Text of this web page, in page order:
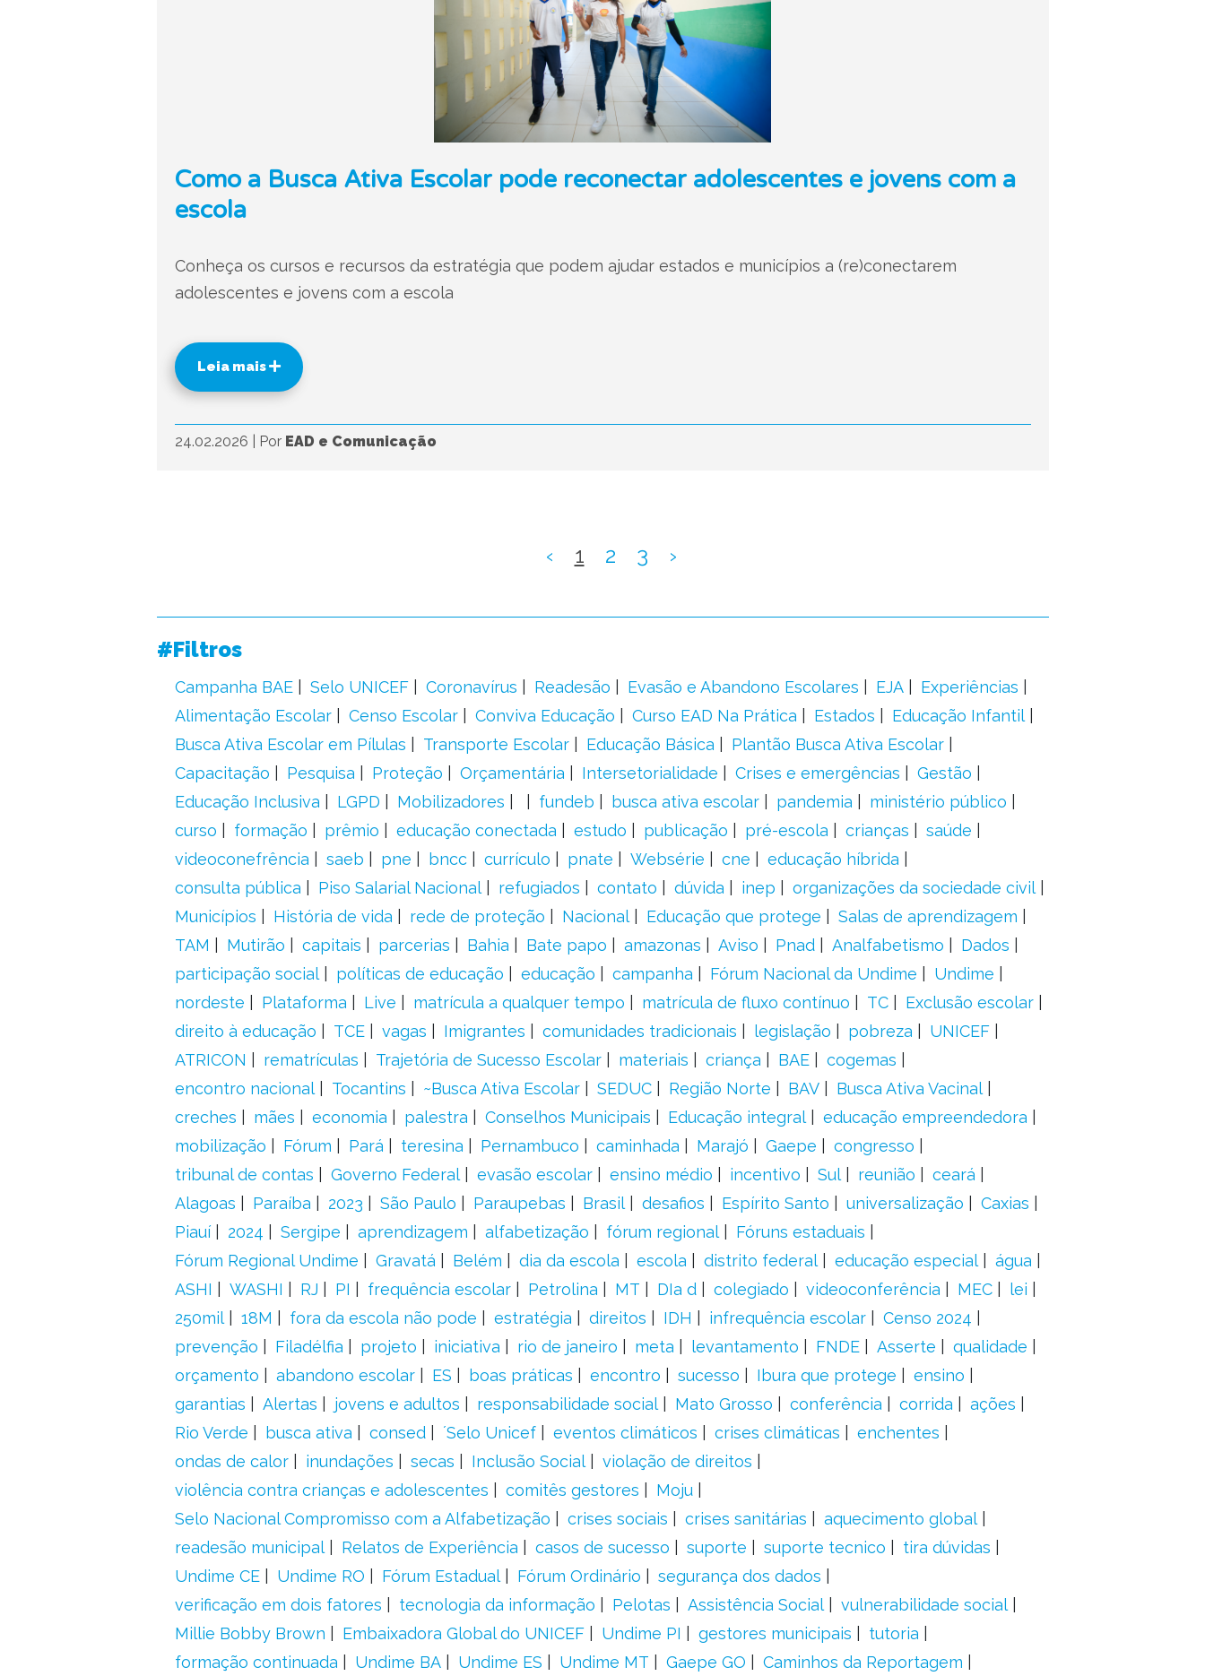
Como a Busca Ativa Escolar pode reconectar adolescentes e jovens com a
escola
Conheça os cursos e recursos da estratégia que podem ajudar estados e municípios a (re)conectarem
adolescentes e jovens com a escola
Leia mais
24.02.2026 Por EAD e Comunicação
‹ 1 2 3 ›
#Filtros
Campanha BAE Selo UNICEF Coronavírus Readesão Evasão e Abandono Escolares EJA
Experiências
Alimentação Escolar
Censo Escolar Conviva Educação Curso EAD Na Prática Estados
Educação Infantil
Busca Ativa Escolar em Pílulas
Transporte Escolar Educação Básica
Plantão Busca Ativa Escolar
Capacitação
Pesquisa Proteção Orçamentária Intersetorialidade Crises e emergências
Gestão
Educação Inclusiva
LGPD Mobilizadores fundeb busca ativa escolar pandemia
ministério público
curso
formação prêmio educação conectada estudo publicação pré-escola crianças
saúde
videoconefrência
saeb pne bncc currículo pnate Websérie cne
educação híbrida
consulta pública
Piso Salarial Nacional refugiados contato dúvida inep
organizações da sociedade civil
Municípios
História de vida rede de proteção Nacional Educação que protege
Salas de aprendizagem
TAM
Mutirão capitais parcerias Bahia Bate papo amazonas Aviso Pnad Analfabetismo
Dados
participação social
políticas de educação educação campanha Fórum Nacional da Undime
Undime
nordeste
Plataforma Live matrícula a qualquer tempo matrícula de fluxo contínuo TC
Exclusão escolar
direito à educação
TCE vagas Imigrantes comunidades tradicionais legislação pobreza
UNICEF
ATRICON
rematrículas Trajetória de Sucesso Escolar materiais criança BAE
cogemas
encontro nacional
Tocantins ~Busca Ativa Escolar SEDUC Região Norte BAV
Busca Ativa Vacinal
creches
mães economia palestra Conselhos Municipais Educação integral
educação empreendedora
mobilização
Fórum Pará teresina Pernambuco caminhada Marajó Gaepe
congresso
tribunal de contas
Governo Federal evasão escolar ensino médio incentivo Sul reunião
ceará
Alagoas
Paraíba 2023 São Paulo Paraupebas Brasil desafios Espírito Santo universalização
Caxias
Piauí
2024 Sergipe aprendizagem alfabetização fórum regional
Fóruns estaduais
Fórum Regional Undime
Gravatá Belém dia da escola escola distrito federal educação especial
água
ASHI
WASHI RJ PI frequência escolar Petrolina MT DIa d colegiado videoconferência MEC
lei
250mil
18M fora da escola não pode estratégia direitos IDH infrequência escolar
Censo 2024
prevenção
Filadélfia projeto iniciativa rio de janeiro meta levantamento FNDE Asserte
qualidade
orçamento
abandono escolar ES boas práticas encontro sucesso Ibura que protege
ensino
garantias
Alertas jovens e adultos responsabilidade social Mato Grosso conferência corrida
ações
Rio Verde
busca ativa consed ´Selo Unicef eventos climáticos crises climáticas
enchentes
ondas de calor
inundações secas Inclusão Social
violação de direitos
violência contra crianças e adolescentes
comitês gestores
Moju
Selo Nacional Compromisso com a Alfabetização
crises sociais crises sanitárias
aquecimento global
readesão municipal
Relatos de Experiência casos de sucesso suporte suporte tecnico
tira dúvidas
Undime CE
Undime RO Fórum Estadual Fórum Ordinário
segurança dos dados
verificação em dois fatores
tecnologia da informação Pelotas Assistência Social
vulnerabilidade social
Millie Bobby Brown
Embaixadora Global do UNICEF Undime PI gestores municipais
tutoria
formação continuada
Undime BA Undime ES Undime MT Gaepe GO Caminhos da Reportagem